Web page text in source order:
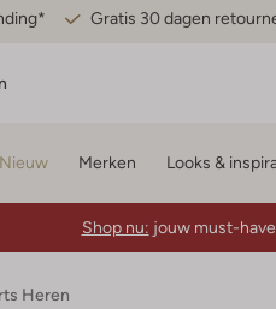
Gratis 30 dagen
Nieuw Merken Looks &
Shop nu: jouw must-
Heren